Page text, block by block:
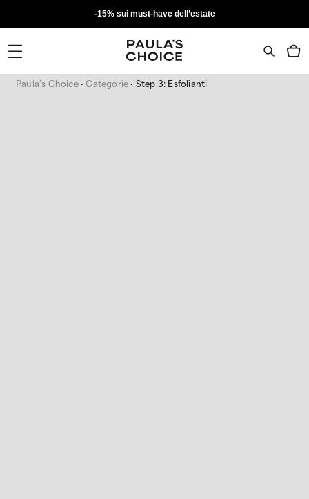
-15% sui must-have dell’estate
Paula's Choice Categorie Step 3: Esfolianti